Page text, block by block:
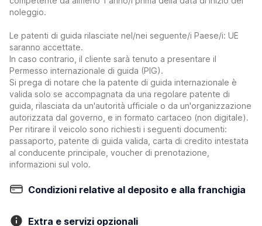
noleggio.
Le patenti di guida rilasciate nel/nei seguente/i Paese/i: UE
saranno accettate.
In caso contrario, il cliente sarà tenuto a presentare il
Permesso internazionale di guida (PIG).
Si prega di notare che la patente di guida internazionale è
valida solo se accompagnata da una regolare patente di
guida, rilasciata da un'autorità ufficiale o da un'organizzazione
autorizzata dal governo, e in formato cartaceo (non digitale).
Per ritirare il veicolo sono richiesti i seguenti documenti:
passaporto, patente di guida valida, carta di credito intestata
al conducente principale, voucher di prenotazione,
informazioni sul volo.
Condizioni relative al deposito e alla franchigia
Extra e servizi opzionali